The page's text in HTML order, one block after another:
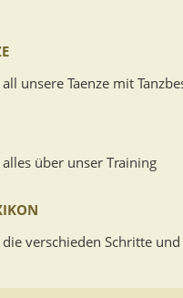
unsere Taenze mit
über unser Training
verschieden Schritte